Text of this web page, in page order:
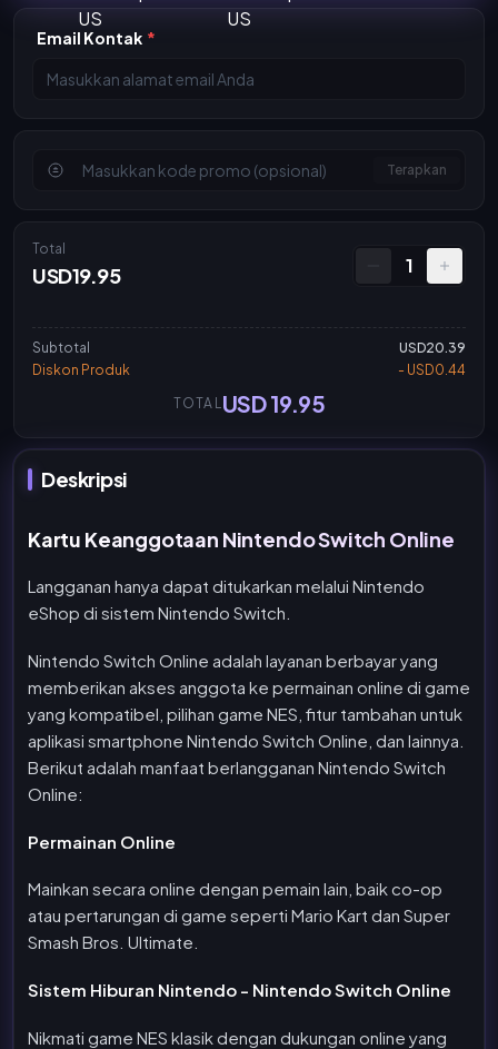
Email Kontak *
Terapkan
Total
USD19.95 1
Subtotal
USD20.39
Diskon Produk
- USD0.44
TOTAL USD 19.95
Deskripsi
Kartu Keanggotaan Nintendo Switch Online
Langganan hanya dapat ditukarkan melalui Nintendo
eShop di sistem Nintendo Switch.
Nintendo Switch Online adalah layanan berbayar yang
memberikan akses anggota ke permainan online di game
yang kompatibel, pilihan game NES, fitur tambahan untuk
aplikasi smartphone Nintendo Switch Online, dan lainnya.
Berikut adalah manfaat berlangganan Nintendo Switch
Online:
Permainan Online
Mainkan secara online dengan pemain lain, baik co-op
atau pertarungan di game seperti Mario Kart dan Super
Smash Bros. Ultimate.
Sistem Hiburan Nintendo - Nintendo Switch Online
Nikmati game NES klasik dengan dukungan online yang